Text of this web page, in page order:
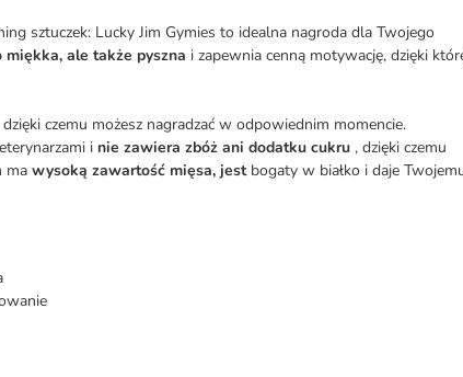
sztuczek: Lucky Jim Gymies to idealna nagroda dla Twojego
ale także pyszna i zapewnia cenną motywację, dzięki
czemu możesz nagradzać w odpowiednim momencie.
i nie zawiera zbóż ani dodatku cukru , dzięki czemu
ma wysoką zawartość mięsa, jestbogaty w białko i daje